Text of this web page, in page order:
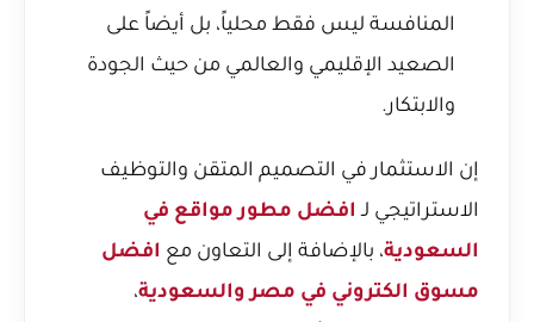
المنافسة ليس فقط محلياً، بل أيضاً على
الصعيد الإقليمي والعالمي من حيث الجودة
والابتكار.
إن الاستثمار في التصميم المتقن والتوظيف
الاستراتيجي لـ افضل مطور مواقع في
السعودية، بالإضافة إلى التعاون مع افضل
مسوق الكتروني في مصر والسعودية،